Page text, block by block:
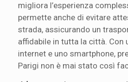
migliora l’esperienza
permette anche di evitare
strada, assicurando un
affidabile in tutta la città. Con
internet e uno smartphone,
Parigi non è mai stato così